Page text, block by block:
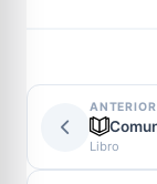
ANTERIOR
Libro